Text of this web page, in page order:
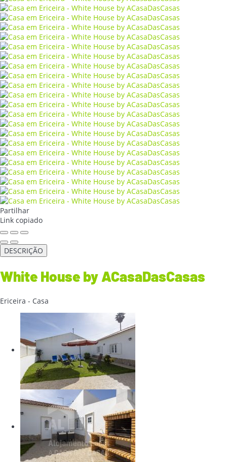
Partilhar
Link copiado
DESCRIÇÃO
White House by ACasaDasCasas
Ericeira - Casa